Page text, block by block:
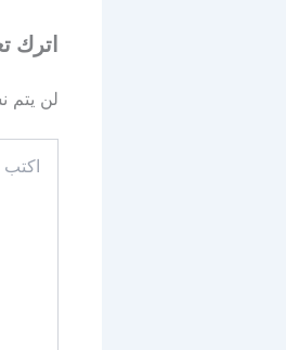
اترك
لن يتم
هنا...